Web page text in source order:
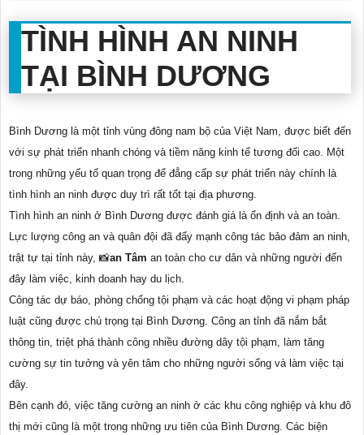
TÌNH HÌNH AN NINH
TẠI BÌNH DƯƠNG
Bình Dương là một tỉnh vùng đông nam bộ của Việt Nam, được biết đến
với sự phát triển nhanh chóng và tiềm năng kinh tế tương đối cao. Một
trong những yếu tố quan trọng để đẳng cấp sự phát triển này chính là
tình hình an ninh được duy trì rất tốt tại địa phương.
Tình hình an ninh ở Bình Dương được đánh giá là ổn định và an toàn.
Lực lượng công an và quân đội đã đẩy mạnh công tác bảo đảm an ninh,
trật tự tại tỉnh này, 📸an Tâm an toàn cho cư dân và những người đến
đây làm việc, kinh doanh hay du lịch.
Công tác dự báo, phòng chống tội phạm và các hoạt động vi phạm pháp
luật cũng được chú trọng tại Bình Dương. Công an tỉnh đã nắm bắt
thông tin, triệt phá thành công nhiều đường dây tội phạm, làm tăng
cường sự tin tưởng và yên tâm cho những người sống và làm việc tại
đây.
Bên cạnh đó, việc tăng cường an ninh ở các khu công nghiệp và khu đô
thị mới cũng là một trong những ưu tiên của Bình Dương. Các biện